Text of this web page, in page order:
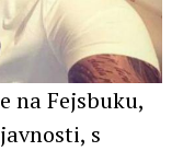
na Fejsbuku,
s